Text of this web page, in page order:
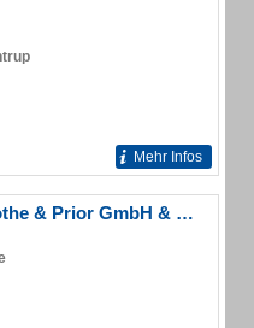
Mehr Infos
Neotechnik Göthe & Prior GmbH & Co. PKW Verkauf